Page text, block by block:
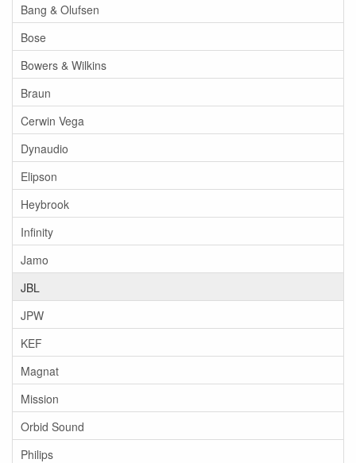
Bang & Olufsen
Bose
Bowers & Wilkins
Braun
Cerwin Vega
Dynaudio
Elipson
Heybrook
Infinity
Jamo
JBL
JPW
KEF
Magnat
Mission
Orbid Sound
Philips